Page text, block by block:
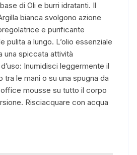
di Oli e burri idratanti. Il
bianca svolgono azione
e purificante
pulita a lungo. L’olio essenziale
una spiccata attività
Inumidisci leggermente il
le mani o su una spugna da
mousse su tutto il corpo
Risciacquare con acqua